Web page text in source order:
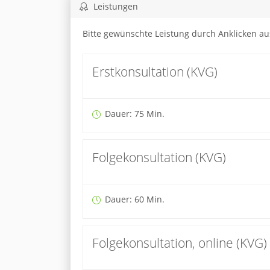
Leistungen
Bitte gewünschte Leistung durch Anklicken
Erstkonsultation (KVG)
Dauer: 75 Min.
Folgekonsultation (KVG)
Dauer: 60 Min.
Folgekonsultation, online (KVG)